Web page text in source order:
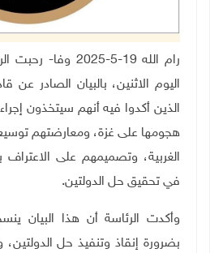
رام الله 19-5-2025
اليوم الاثنين، بالبيان الصادر عن
الذين أكدوا فيه أنهم سيتخذون
هجومها على غزة، ومعارضتهم
الغربية، وتصميمهم على
في تحقيق حل الدولتين.
وأكدت الرئاسة أن هذا البيان
بضرورة إنقاذ وتنفيذ حل